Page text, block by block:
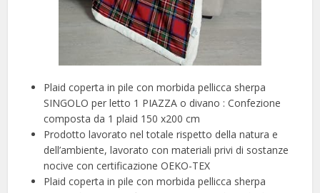
Plaid coperta in pile con morbida pellicca sherpa
SINGOLO per letto 1 PIAZZA o divano : Confezione
composta da 1 plaid 150 x200 cm
Prodotto lavorato nel totale rispetto della natura e
dell’ambiente, lavorato con materiali privi di sostanze
nocive con certificazione OEKO-TEX
Plaid coperta in pile con morbida pellicca sherpa